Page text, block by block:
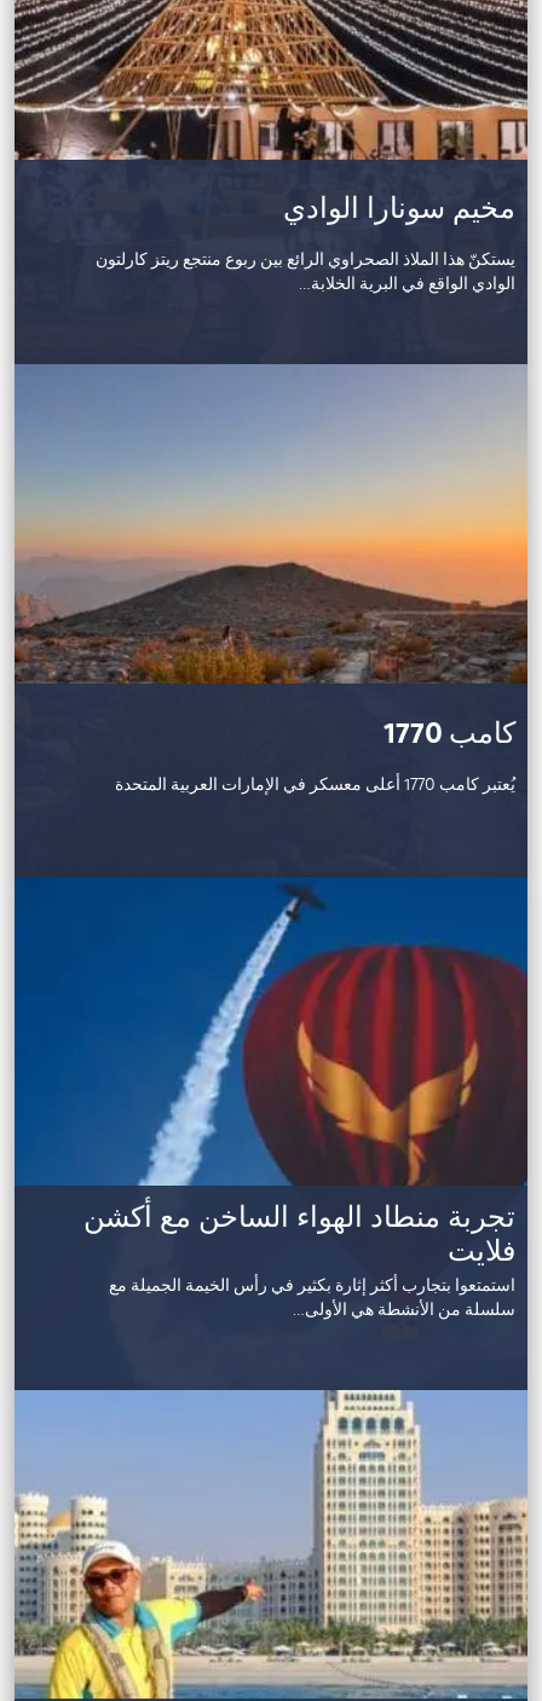
مخيم سونارا الوادي
يستكنّ هذا الملاذ الصحراوي الرائع بين ربوع منتجع ريتز كارلتون
الوادي الواقع في البرية الخلابة…
كامب 1770
يُعتبر كامب 1770 أعلى معسكر في الإمارات العربية المتحدة
تجربة منطاد الهواء الساخن مع أكشن
فلايت
استمتعوا بتجارب أكثر إثارة بكثير في رأس الخيمة الجميلة مع
سلسلة من الأنشطة هي الأولى…